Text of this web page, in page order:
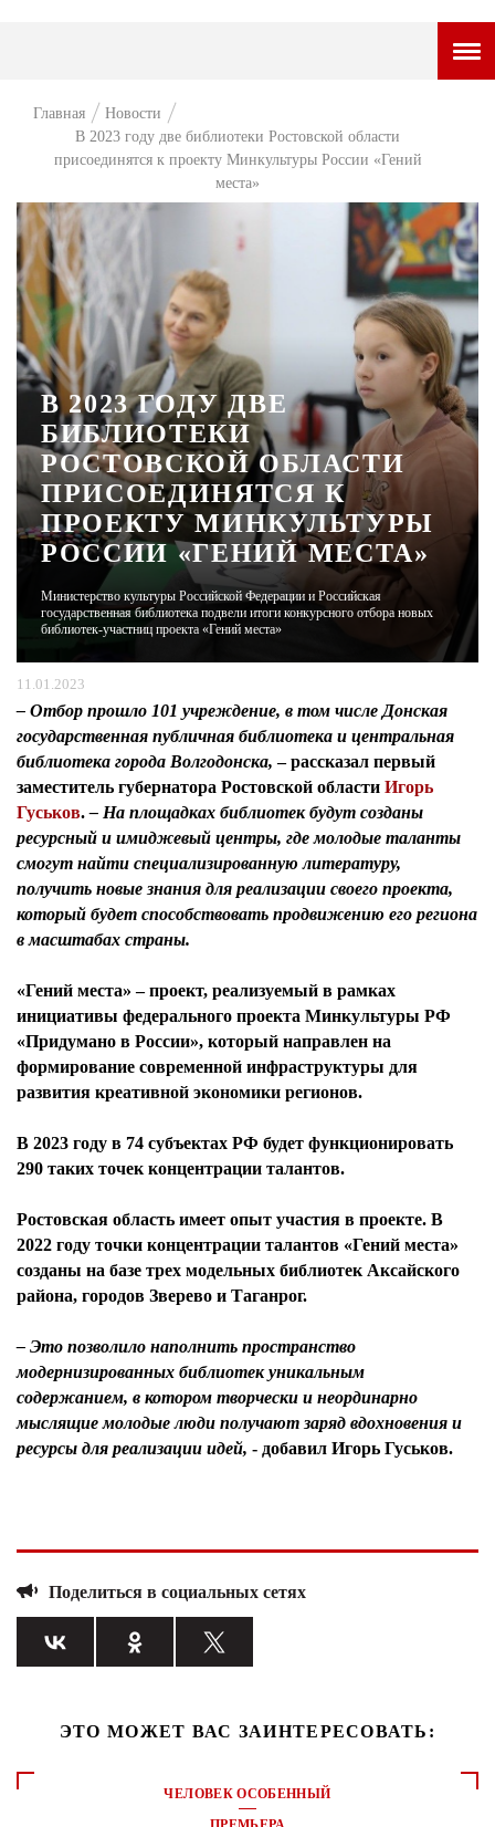
НОВОСТИ
ВОПРОС НЕДЕЛИ
СТИЛЬ ЖИЗНИ
ЧЕЛОВЕК ОСОБЕННЫЙ
КУЛЬТ ЕДЫ
АФИША
ЖУРНАЛ
Главная
Новости
В 2023 году две библиотеки Ростовской области
присоединятся к проекту Минкультуры России «Гений
места»
В 2023 ГОДУ ДВЕ
БИБЛИОТЕКИ
РОСТОВСКОЙ ОБЛАСТИ
ПРИСОЕДИНЯТСЯ К
ПРОЕКТУ МИНКУЛЬТУРЫ
РОССИИ «ГЕНИЙ МЕСТА»
Министерство культуры Российской Федерации и Российская
государственная библиотека подвели итоги конкурсного отбора новых
библиотек-участниц проекта «Гений места»
11.01.2023
– Отбор прошло 101 учреждение, в том числе Донская
государственная публичная библиотека и центральная
библиотека города Волгодонска, – рассказал первый
заместитель губернатора Ростовской области Игорь
Гуськов.– На площадках библиотек будут созданы
ресурсный и имиджевый центры, где молодые таланты
смогут найти специализированную литературу,
получить новые знания для реализации своего проекта,
который будет способствовать продвижению его региона
в масштабах страны.
«Гений места» – проект, реализуемый в рамках
инициативы федерального проекта Минкультуры РФ
«Придумано в России», который направлен на
формирование современной инфраструктуры для
развития креативной экономики регионов.
В 2023 году в 74 субъектах РФ будет функционировать
290 таких точек концентрации талантов.
Ростовская область имеет опыт участия в проекте. В
2022 году точки концентрации талантов «Гений места»
созданы на базе трех модельных библиотек Аксайского
района, городов Зверево и Таганрог.
– Это позволило наполнить пространство
модернизированных библиотек уникальным
содержанием, в котором творчески и неординарно
мыслящие молодые люди получают заряд вдохновения и
ресурсы для реализации идей, - добавил Игорь Гуськов.
Поделиться в социальных сетях
ЭТО МОЖЕТ ВАС ЗАИНТЕРЕСОВАТЬ:
ЧЕЛОВЕК ОСОБЕННЫЙ